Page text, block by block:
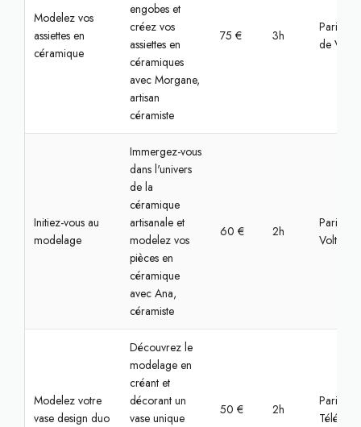
Modelez vos
assiettes en
céramique
engobes et
créez vos
assiettes en
céramiques
avec Morgane,
artisan
céramiste
75 € 3h
Paris,
de Ville
Initiez-vous au
modelage
Immergez-vous
dans l'univers
de la
céramique
artisanale et
modelez vos
pièces en
céramique
avec Ana,
céramiste
60 € 2h
Paris,
Voltaire
Modelez votre
vase design duo
Découvrez le
modelage en
créant et
décorant un
vase unique
50 € 2h
Paris,